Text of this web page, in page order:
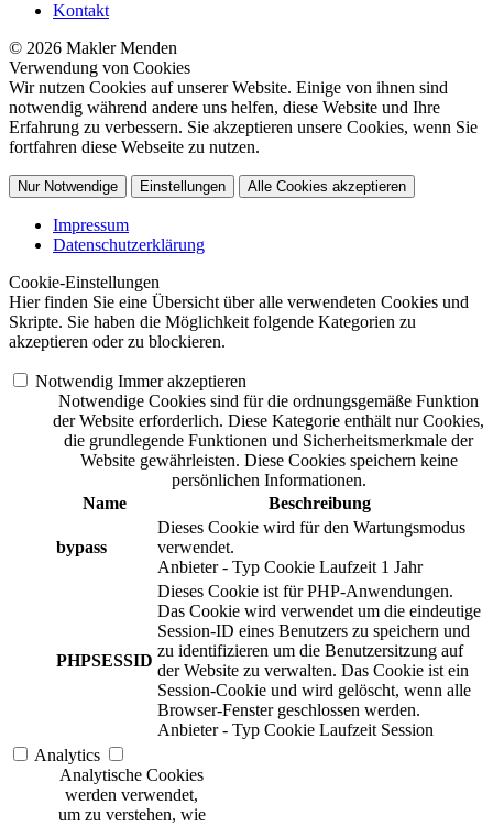
Kontakt
© 2026 Makler Menden
Verwendung von Cookies
Wir nutzen Cookies auf unserer Website. Einige von ihnen sind
notwendig während andere uns helfen, diese Website und Ihre
Erfahrung zu verbessern. Sie akzeptieren unsere Cookies, wenn Sie
fortfahren diese Webseite zu nutzen.
Nur Notwendige Einstellungen Alle Cookies akzeptieren
Impressum
Datenschutzerklärung
Cookie-Einstellungen
Hier finden Sie eine Übersicht über alle verwendeten Cookies und
Skripte. Sie haben die Möglichkeit folgende Kategorien zu
akzeptieren oder zu blockieren.
Notwendig Immer akzeptieren
Notwendige Cookies sind für die ordnungsgemäße Funktion
der Website erforderlich. Diese Kategorie enthält nur Cookies,
die grundlegende Funktionen und Sicherheitsmerkmale der
Website gewährleisten. Diese Cookies speichern keine
persönlichen Informationen.
Name
Beschreibung
bypass
Dieses Cookie wird für den Wartungsmodus
verwendet.
Anbieter - Typ Cookie Laufzeit 1 Jahr
PHPSESSID
Dieses Cookie ist für PHP-Anwendungen.
Das Cookie wird verwendet um die eindeutige
Session-ID eines Benutzers zu speichern und
zu identifizieren um die Benutzersitzung auf
der Website zu verwalten. Das Cookie ist ein
Session-Cookie und wird gelöscht, wenn alle
Browser-Fenster geschlossen werden.
Anbieter - Typ Cookie Laufzeit Session
Analytics
Analytische Cookies
werden verwendet,
um zu verstehen, wie